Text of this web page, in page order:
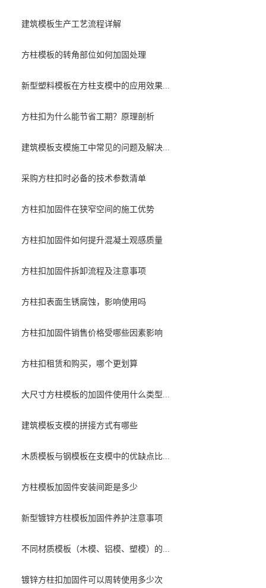
建筑模板生产工艺流程详解
方柱模板的转角部位如何加固处理
新型塑料模板在方柱支模中的应用效果...
方柱扣为什么能节省工期？原理剖析
建筑模板支模施工中常见的问题及解决...
采购方柱扣时必备的技术参数清单
方柱扣加固件在狭窄空间的施工优势
方柱扣加固件如何提升混凝土观感质量
方柱扣加固件拆卸流程及注意事项
方柱扣表面生锈腐蚀，影响使用吗
方柱扣加固件销售价格受哪些因素影响
方柱扣租赁和购买，哪个更划算
大尺寸方柱模板的加固件使用什么类型...
建筑模板支模的拼接方式有哪些
木质模板与钢模板在支模中的优缺点比...
方柱模板加固件安装间距是多少
新型镀锌方柱模板加固件养护注意事项
不同材质模板（木模、铝模、塑模）的...
镀锌方柱扣加固件可以周转使用多少次